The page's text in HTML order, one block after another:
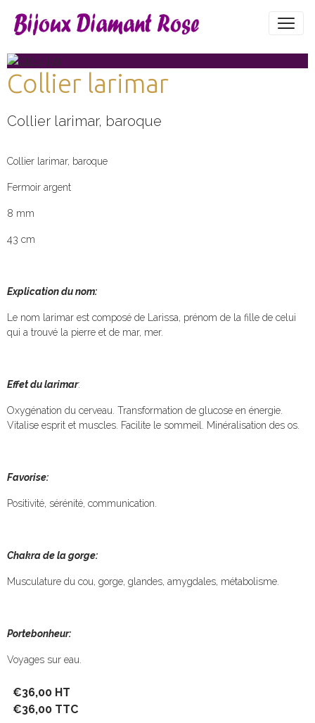
Collier larimar
Collier larimar, baroque
Collier larimar, baroque
Fermoir argent
8 mm
43 cm
Explication du nom:
Le nom larimar est composé de Larissa, prénom de la fille de celui
qui a trouvé la pierre et de mar, mer.
Effet du larimar:
Oxygénation du cerveau. Transformation de glucose en énergie.
Vitalise esprit et muscles. Facilite le sommeil. Minéralisation des os.
Favorise:
Positivité, sérénité, communication.
Chakra de la gorge:
Musculature du cou, gorge, glandes, amygdales, métabolisme.
Portebonheur:
Voyages sur eau.
€36,00 HT
€36,00 TTC